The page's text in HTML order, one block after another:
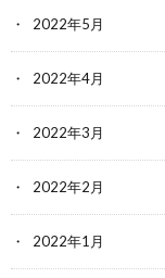
2022年5月
2022年4月
2022年3月
2022年2月
2022年1月